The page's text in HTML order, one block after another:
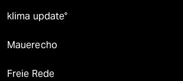
klima update°
Mauerecho
Freie Rede